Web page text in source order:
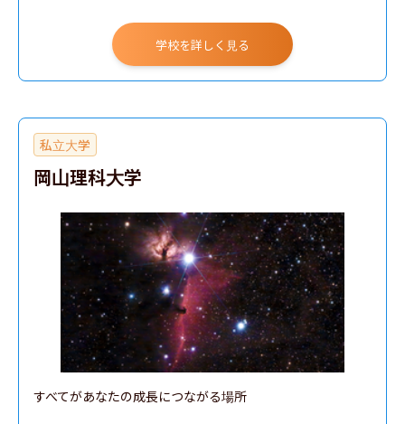
学校を詳しく見る
私立大学
岡山理科大学
すべてがあなたの成長につながる場所